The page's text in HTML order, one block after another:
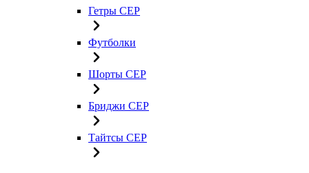
Гетры CEP
Футболки
Шорты CEP
Бриджи CEP
Тайтсы CEP